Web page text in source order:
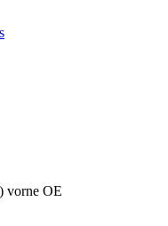
vorne OE